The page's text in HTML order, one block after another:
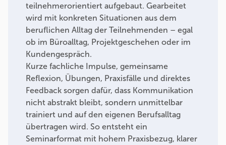
teilnehmerorientiert aufgebaut. Gearbeitet
wird mit konkreten Situationen aus dem
beruflichen Alltag der Teilnehmenden – egal
ob im Büroalltag, Projektgeschehen oder im
Kundengespräch.
Kurze fachliche Impulse, gemeinsame
Reflexion, Übungen, Praxisfälle und direktes
Feedback sorgen dafür, dass Kommunikation
nicht abstrakt bleibt, sondern unmittelbar
trainiert und auf den eigenen Berufsalltag
übertragen wird. So entsteht ein
Seminarformat mit hohem Praxisbezug, klarer